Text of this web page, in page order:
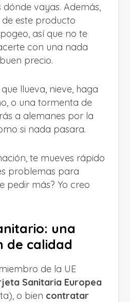
dónde vayas. Además,
este producto
así que no te
con una nada
precio.
llueva, nieve, haga
o una tormenta de
a alemanes por la
si nada pasara.
te mueves rápido
problemas para
pedir más? Yo creo
una
de calidad
de la UE
Sanitaria Europea
o bien contratar